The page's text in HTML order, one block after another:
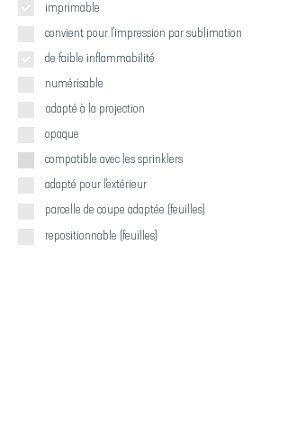
imprimable
convient pour l'impression par sublimation
de faible inflammabilité
numérisable
adapté à la projection
opaque
compatible avec les sprinklers
adapté pour l'extérieur
parcelle de coupe adaptée (feuilles)
repositionnable (feuilles)